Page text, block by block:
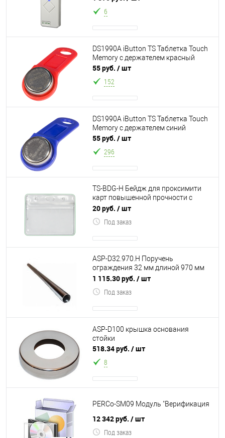
6
DS1990A iButton TS Таблетка Touch
Memory с держателем красный
55 руб. / шт
152
DS1990A iButton TS Таблетка Touch
Memory с держателем синий
55 руб. / шт
296
TS-BDG-H Бейдж для проксимити
карт повышенной прочности с
отверстием для ремешка,
20 руб. / шт
Под заказ
ASP-D32.970.H Поручень
ограждения 32 мм длиной 970 мм
(хром)
1 115.30 руб. / шт
Под заказ
ASP-D100 крышка основания
стойки
518.34 руб. / шт
8
PERCo-SM09 Модуль "Верификация
12 342 руб. / шт
Под заказ